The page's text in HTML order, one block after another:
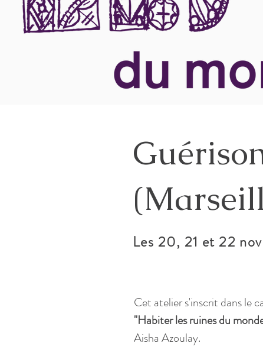
Les 20, 21 et 22
Cet atelier s'inscrit dans le
"Habiter les ruines du
Aisha Azoulay.